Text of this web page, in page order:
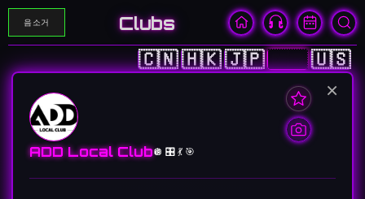
음소거 Clubs
🇨🇳🇭🇰🇯🇵🇰🇷🇺🇸
×
ADD Local Club🪩 🎛️ 💃 🎯